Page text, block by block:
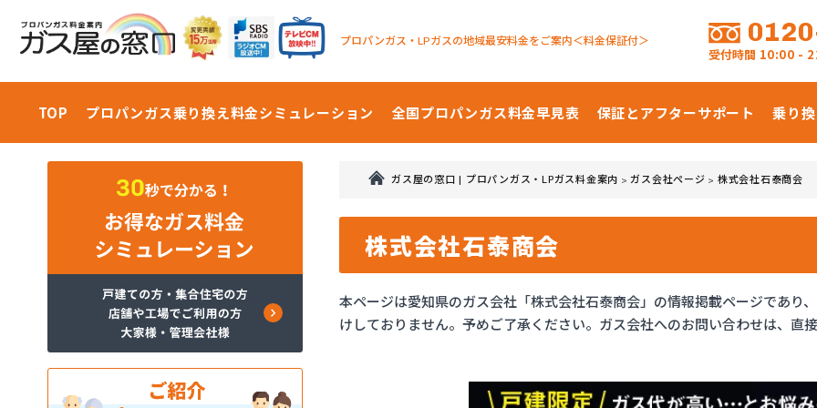
プロパンガス・LPガスの地域最安料金をご案内＜料金保証付＞
受付時間 10:00 -
TOP プロパンガス乗り換え料金シミュレーション 全国プロパンガス料金早見表 保証とアフターサポート 乗り
ガス屋の窓口 | プロパンガス・LPガス料金案内 >ガス会社ページ > 株式会社石泰商会
株式会社石泰商会
本ページは愛知県のガス会社「株式会社石泰商会」の情報掲載ページであり
けしておりません。予めご了承ください。ガス会社へのお問い合わせは、直